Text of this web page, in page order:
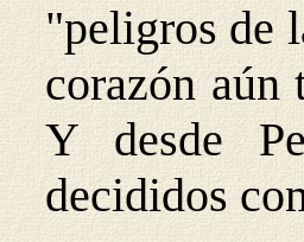
"peligros de
corazón aún
Y desde
decididos